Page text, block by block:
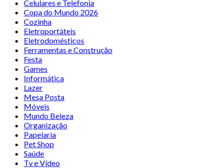
Celulares e Telefonia
Copa do Mundo 2026
Cozinha
Eletroportáteis
Eletrodomésticos
Ferramentas e Construção
Festa
Games
Informática
Lazer
Mesa Posta
Móveis
Mundo Beleza
Organização
Papelaria
Pet Shop
Saúde
Tv e Vídeo